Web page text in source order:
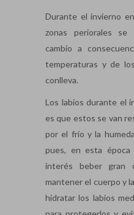
Durante el invierno
zonas periorales
cambio a
temperaturas y de
conlleva.
Los labios durante el
es que estos se van
por el frío y la
pues, en esta
interés beber gran
mantener el cuerpo y
hidratar los labios